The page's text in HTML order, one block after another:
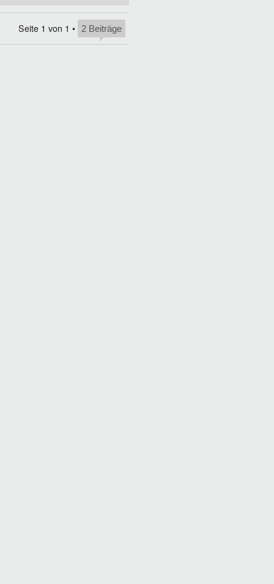
Seite 1 von 1 • 2 Beiträge